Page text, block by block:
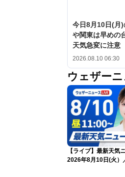
今日8月10日(
や関東は早め
天気急変に注意
2026.08.10 06:30
ウェザー
【ライブ】最新天気
2026年8月10日(火）